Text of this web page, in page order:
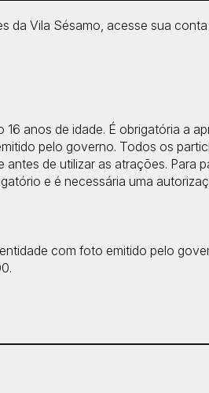
da Vila Sésamo, acesse sua
anos de idade. É obrigatória a
pelo governo. Todos os
antes de utilizar as atrações. Para
e é necessária uma
com foto emitido pelo